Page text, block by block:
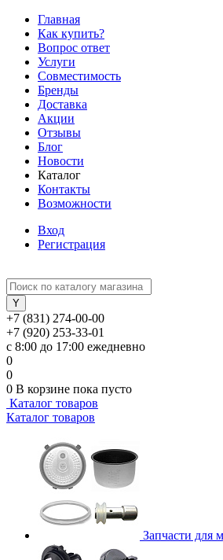
Главная
Как купить?
Вопрос ответ
Услуги
Совместимость
Бренды
Доставка
Акции
Отзывы
Блог
Новости
Каталог
Контакты
Возможности
Вход
Регистрация
+7 (831) 274-00-00
+7 (920) 253-33-01
с 8:00 до 17:00 ежедневно
0
0
0 В корзине пока пусто
Каталог товаров
Каталог товаров
Запчасти для